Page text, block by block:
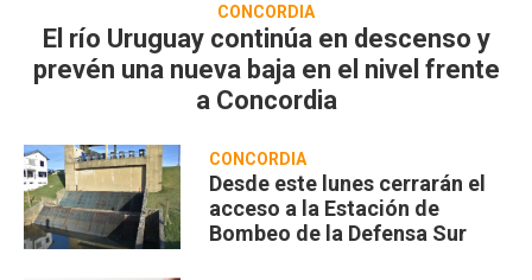
CONCORDIA
El río Uruguay continúa en descenso y
prevén una nueva baja en el nivel frente
a Concordia
CONCORDIA
Desde este lunes cerrarán el
acceso a la Estación de
Bombeo de la Defensa Sur